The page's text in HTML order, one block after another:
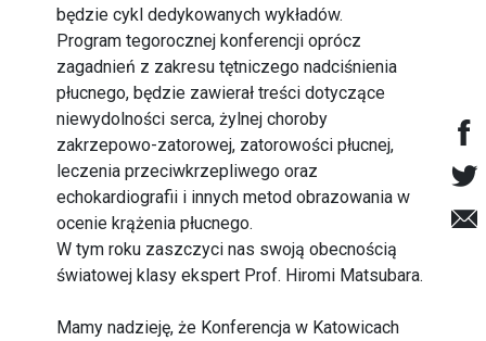
będzie cykl dedykowanych wykładów.
Program tegorocznej konferencji oprócz
zagadnień z zakresu tętniczego nadciśnienia
płucnego, będzie zawierał treści dotyczące
niewydolności serca, żylnej choroby
zakrzepowo-zatorowej, zatorowości płucnej,
leczenia przeciwkrzepliwego oraz
echokardiografii i innych metod obrazowania w
ocenie krążenia płucnego.
W tym roku zaszczyci nas swoją obecnością
światowej klasy ekspert Prof. Hiromi Matsubara.
Mamy nadzieję, że Konferencja w Katowicach